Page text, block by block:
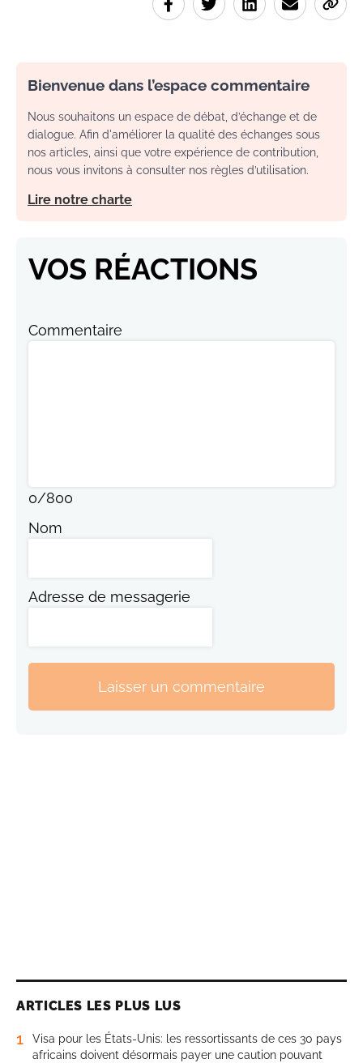
Bienvenue dans l’espace commentaire
Nous souhaitons un espace de débat, d’échange et de
dialogue. Afin d'améliorer la qualité des échanges sous
nos articles, ainsi que votre expérience de contribution,
nous vous invitons à consulter nos règles d’utilisation.
Lire notre charte
VOS RÉACTIONS
Commentaire
0/800
Nom
Adresse de messagerie
Laisser un commentaire
ARTICLES LES PLUS LUS
1
Visa pour les États-Unis: les ressortissants de ces 30 pays
africains doivent désormais payer une caution pouvant